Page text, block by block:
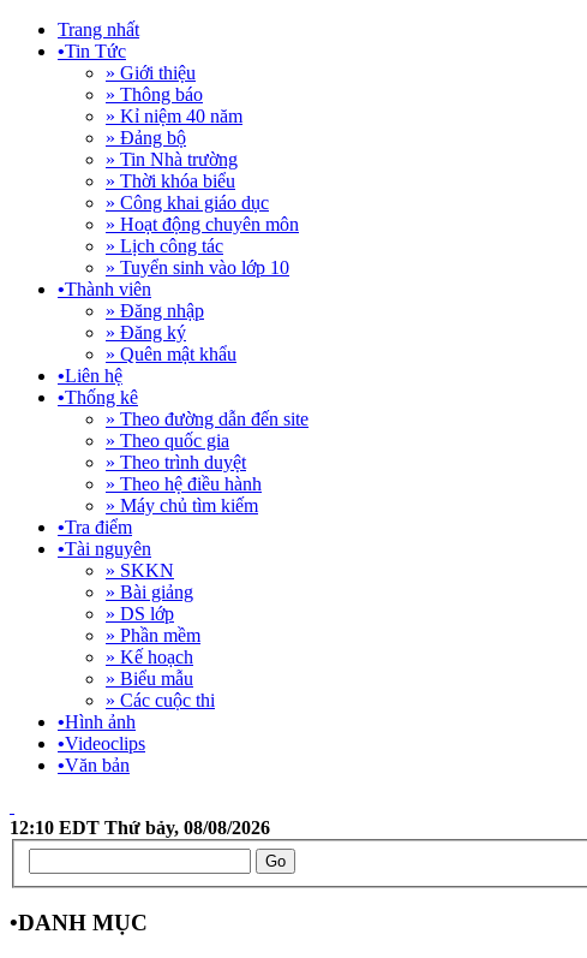
Trang nhất
•Tin Tức
» Giới thiệu
» Thông báo
» Kỉ niệm 40 năm
» Đảng bộ
» Tin Nhà trường
» Thời khóa biểu
» Công khai giáo dục
» Hoạt động chuyên môn
» Lịch công tác
» Tuyển sinh vào lớp 10
•Thành viên
» Đăng nhập
» Đăng ký
» Quên mật khẩu
•Liên hệ
•Thống kê
» Theo đường dẫn đến site
» Theo quốc gia
» Theo trình duyệt
» Theo hệ điều hành
» Máy chủ tìm kiếm
•Tra điểm
•Tài nguyên
» SKKN
» Bài giảng
» DS lớp
» Phần mềm
» Kế hoạch
» Biểu mẫu
» Các cuộc thi
•Hình ảnh
•Videoclips
•Văn bản
12:10 EDT Thứ bảy, 08/08/2026
•DANH MỤC